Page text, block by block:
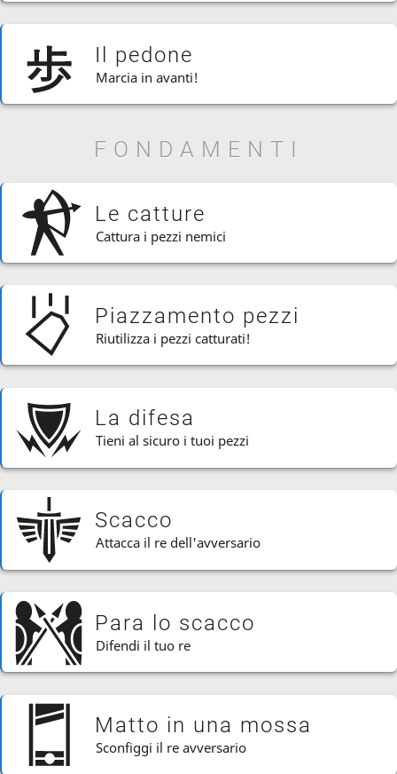
Il pedone
Marcia in avanti!
FONDAMENTI
Le catture
Cattura i pezzi nemici
Piazzamento pezzi
Riutilizza i pezzi catturati!
La difesa
Tieni al sicuro i tuoi pezzi
Scacco
Attacca il re dell'avversario
Para lo scacco
Difendi il tuo re
Matto in una mossa
Sconfiggi il re avversario